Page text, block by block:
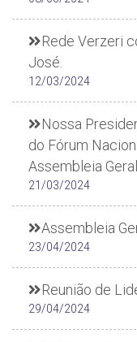
Rede Verzeri
José.
12/03/2024
Nossa
do Fórum
Assembleia Geral
21/03/2024
Assembleia
23/04/2024
Reunião de
29/04/2024